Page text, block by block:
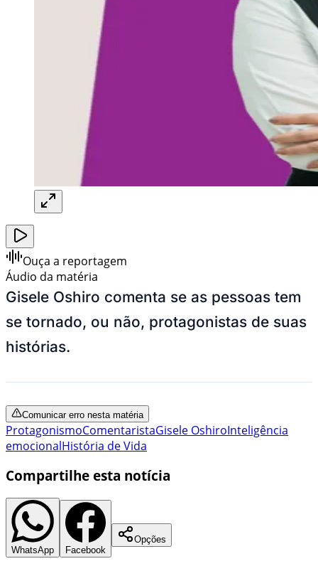
Ouça a reportagem
Áudio da matéria
Gisele Oshiro comenta se as pessoas tem
se tornado, ou não, protagonistas de suas
histórias.
Comunicar erro nesta matéria
ProtagonismoComentaristaGisele OshiroInteligência
emocionalHistória de Vida
Compartilhe esta notícia
WhatsApp Facebook
Opções